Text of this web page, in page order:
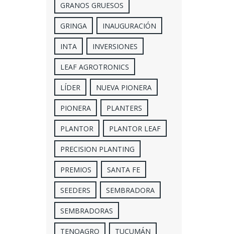
GRANOS GRUESOS
GRINGA INAUGURACIÓN
INTA INVERSIONES
LEAF AGROTRONICS
LÍDER NUEVA PIONERA
PIONERA PLANTERS
PLANTOR PLANTOR LEAF
PRECISION PLANTING
PREMIOS SANTA FE
SEEDERS SEMBRADORA
SEMBRADORAS
TENOAGRO TUCUMÁN